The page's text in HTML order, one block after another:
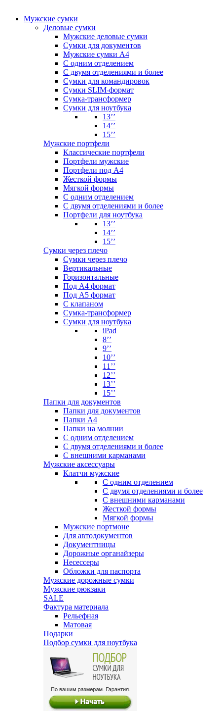
Мужские сумки
Деловые сумки
Мужские деловые сумки
Сумки для документов
Мужские сумки А4
С одним отделением
С двумя отделениями и более
Сумки для командировок
Сумки SLIM-формат
Сумка-трансформер
Сумки для ноутбука
13’’
14’’
15’’
Мужские портфели
Классические портфели
Портфели мужские
Портфели под А4
Жесткой формы
Мягкой формы
С одним отделением
С двумя отделениями и более
Портфели для ноутбука
13’’
14’’
15’’
Сумки через плечо
Сумки через плечо
Вертикальные
Горизонтальные
Под А4 формат
Под А5 формат
С клапаном
Сумка-трансформер
Сумки для ноутбука
iPad
8’’
9’’
10’’
11’’
12’’
13’’
15’’
Папки для документов
Папки для документов
Папки А4
Папки на молнии
С одним отделением
С двумя отделениями и более
С внешними карманами
Мужские аксессуары
Клатчи мужские
С одним отделением
С двумя отделениями и более
С внешними карманами
Жесткой формы
Мягкой формы
Мужские портмоне
Для автодокументов
Документницы
Дорожные органайзеры
Несессеры
Обложки для паспорта
Мужские дорожные сумки
Мужские рюкзаки
SALE
Фактура материала
Рельефная
Матовая
Подарки
Подбор сумки для ноутбука